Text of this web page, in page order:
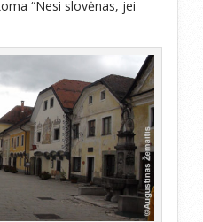
“Nesi slovėnas, jei